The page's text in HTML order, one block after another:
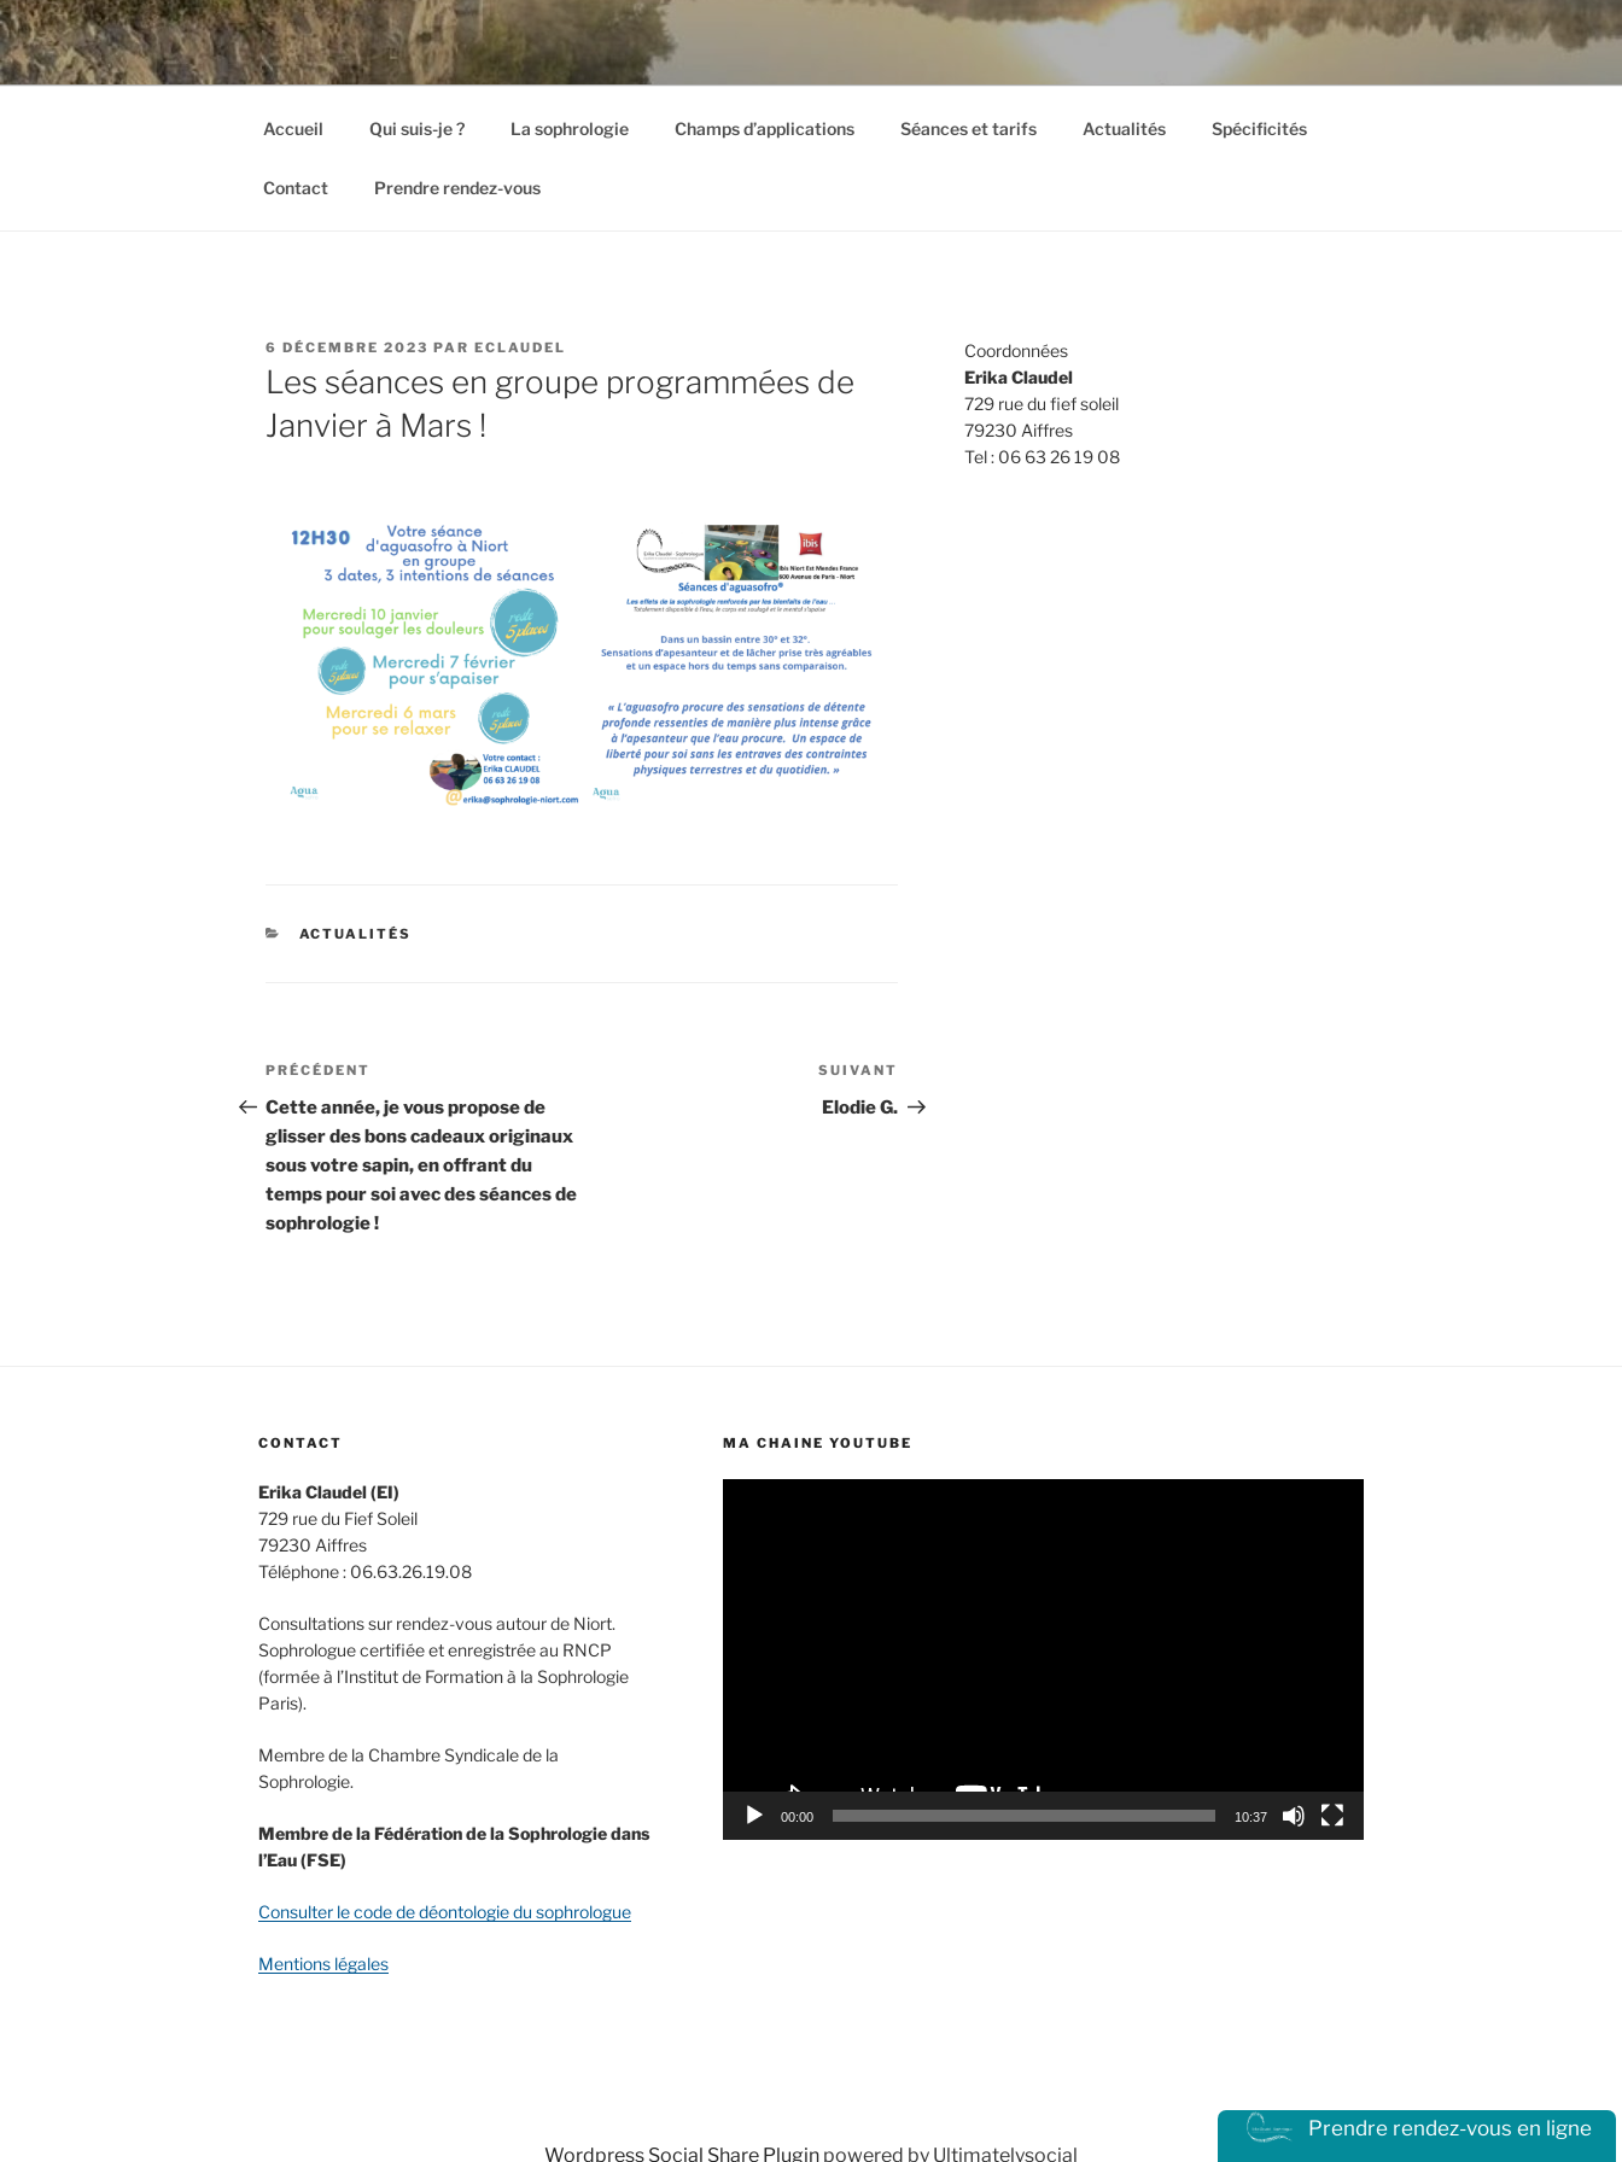
Prendre rendez-vous en ligne
Accueil Qui suis-je ? La sophrologie Champs d’applications Séances et tarifs Actualités Spécificités
Contact Prendre rendez-vous
PUBLIÉ
LE
6 DÉCEMBRE 2023 PAR ECLAUDEL
Les séances en groupe programmées de
Janvier à Mars !
CATÉGORIES
ACTUALITÉS
Navigation
de
l’article
Article
précédent
PRÉCÉDENT
Cette année, je vous propose de
glisser des bons cadeaux originaux
sous votre sapin, en offrant du
temps pour soi avec des séances de
sophrologie !
suivant
SUIVANT
Elodie G.
Coordonnées
Erika Claudel
729 rue du fief soleil
79230 Aiffres
Tel : 06 63 26 19 08
CONTACT
Erika Claudel (EI)
729 rue du Fief Soleil
79230 Aiffres
Téléphone : 06.63.26.19.08
Consultations sur rendez-vous autour de Niort.
Sophrologue certifiée et enregistrée au RNCP
(formée à l’Institut de Formation à la Sophrologie
Paris).
Membre de la Chambre Syndicale de la
Sophrologie.
Membre de la Fédération de la Sophrologie dans
l’Eau (FSE)
Consulter le code de déontologie du sophrologue
Mentions légales
MA CHAINE YOUTUBE
00:00 10:37
Wordpress Social Share Plugin powered by Ultimatelysocial